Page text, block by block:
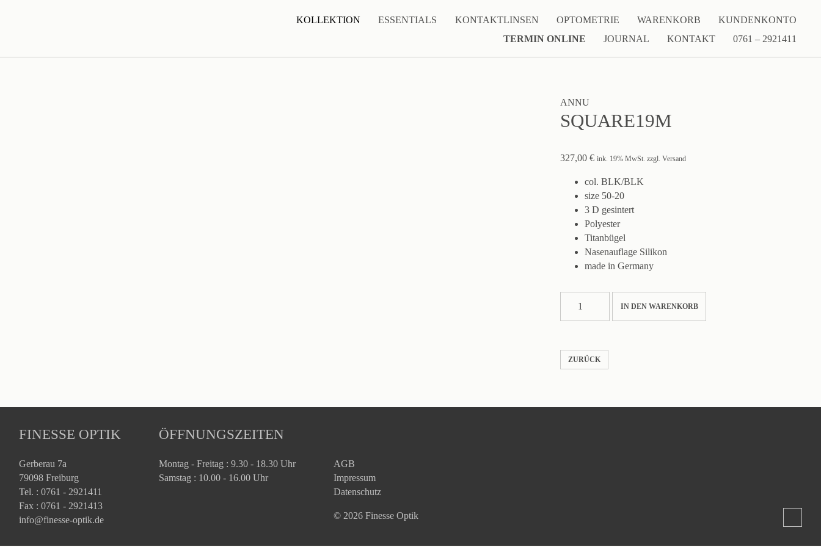
KOLLEKTION ESSENTIALS KONTAKTLINSEN OPTOMETRIE WARENKORB
KUNDENKONTO
TERMIN ONLINE
JOURNAL KONTAKT 0761 – 2921411
ANNU
SQUARE19M
327,00 € ink. 19% MwSt. zzgl. Versand
col. BLK/BLK
size 50-20
3 D gesintert
Polyester
Titanbügel
Nasenauflage Silikon
made in Germany
Menge
IN DEN WARENKORB
ZURÜCK
FINESSE OPTIK
Gerberau 7a
79098 Freiburg
Tel. : 0761 - 2921411
Fax : 0761 - 2921413
info@finesse-optik.de
ÖFFNUNGSZEITEN
Montag - Freitag : 9.30 - 18.30 Uhr
Samstag : 10.00 - 16.00 Uhr
AGB
Impressum
Datenschutz
© 2026 Finesse Optik